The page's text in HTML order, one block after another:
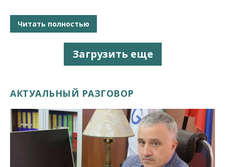
Читать полностью
Загрузить еще
АКТУАЛЬНЫЙ РАЗГОВОР